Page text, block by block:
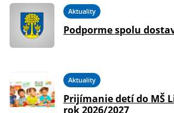
Aktuality
Podporme spolu
Aktuality
Prijímanie detí do MŠ
rok 2026/2027